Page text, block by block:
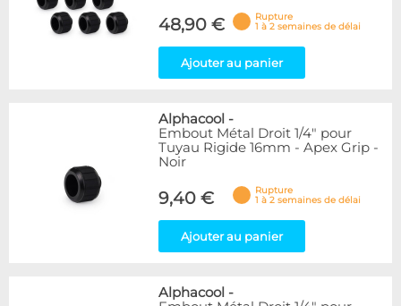
48,90 €
Rupture
1 à 2 semaines de délai
Ajouter au panier
Alphacool -
Embout Métal Droit 1/4" pour
Tuyau Rigide 16mm - Apex Grip -
Noir
9,40 €
Rupture
1 à 2 semaines de délai
Ajouter au panier
Alphacool -